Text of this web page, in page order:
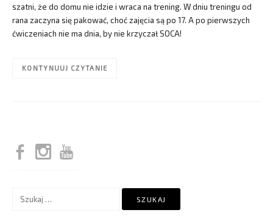
szatni, że do domu nie idzie i wraca na trening. W dniu treningu od
rana zaczyna się pakować, choć zajęcia są po 17. A po pierwszych
ćwiczeniach nie ma dnia, by nie krzyczał SOCA!
KONTYNUUJ CZYTANIE
Szukaj: